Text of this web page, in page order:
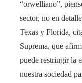
“orwelliano”,
sector, no en
Texas y Florida,
Suprema, que
puede restringir la
nuestra sociedad